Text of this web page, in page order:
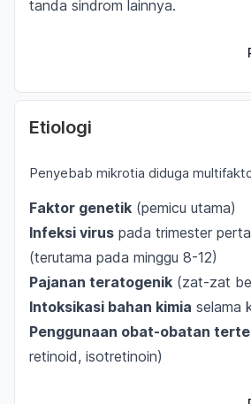
tanda sindrom lainnya.
Etiologi
Penyebab mikrotia diduga
Faktor genetik (pemicu utama)
Infeksi virus pada trimester
(terutama pada minggu 8-12)
Pajanan teratogenik (zat-zat
Intoksikasi bahan kimia selama
Penggunaan obat-obatan
retinoid, isotretinoin)